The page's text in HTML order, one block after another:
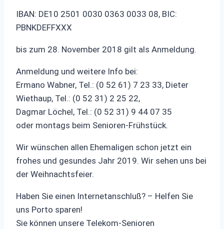
IBAN: DE10 2501 0030 0363 0033 08, BIC:
PBNKDEFFXXX
bis zum 28. November 2018 gilt als Anmeldung.
Anmeldung und weitere Info bei:
Ermano Wabner, Tel.: (0 52 61) 7 23 33, Dieter
Wiethaup, Tel.: (0 52 31) 2 25 22,
Dagmar Löchel, Tel.: (0 52 31) 9 44 07 35
oder montags beim Senioren-Frühstück.
Wir wünschen allen Ehemaligen schon jetzt ein
frohes und gesundes Jahr 2019. Wir sehen uns bei
der Weihnachtsfeier.
Haben Sie einen Internetanschluß? – Helfen Sie
uns Porto sparen!
Sie können unsere Telekom-Senioren